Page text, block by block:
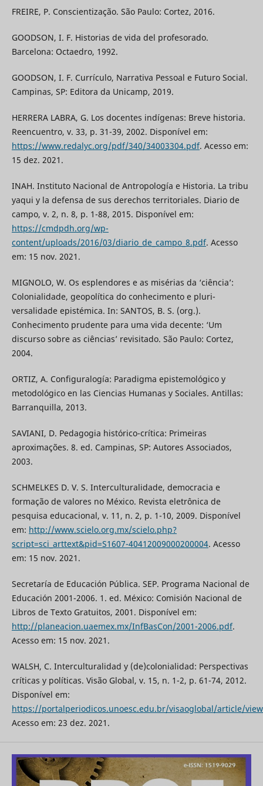
FREIRE, P. Conscientização. São Paulo: Cortez, 2016.
GOODSON, I. F. Historias de vida del profesorado.
Barcelona: Octaedro, 1992.
GOODSON, I. F. Currículo, Narrativa Pessoal e Futuro Social.
Campinas, SP: Editora da Unicamp, 2019.
HERRERA LABRA, G. Los docentes indígenas: Breve historia.
Reencuentro, v. 33, p. 31-39, 2002. Disponível em:
https://www.redalyc.org/pdf/340/34003304.pdf. Acesso em:
15 dez. 2021.
INAH. Instituto Nacional de Antropología e Historia. La tribu
yaqui y la defensa de sus derechos territoriales. Diario de
campo, v. 2, n. 8, p. 1-88, 2015. Disponível em:
https://cmdpdh.org/wp-
content/uploads/2016/03/diario_de_campo_8.pdf. Acesso
em: 15 nov. 2021.
MIGNOLO, W. Os esplendores e as misérias da ‘ciência’:
Colonialidade, geopolítica do conhecimento e pluri-
versalidade epistémica. In: SANTOS, B. S. (org.).
Conhecimento prudente para uma vida decente: ‘Um
discurso sobre as ciências’ revisitado. São Paulo: Cortez,
2004.
ORTIZ, A. Configuralogía: Paradigma epistemológico y
metodológico en las Ciencias Humanas y Sociales. Antillas:
Barranquilla, 2013.
SAVIANI, D. Pedagogia histórico-crítica: Primeiras
aproximações. 8. ed. Campinas, SP: Autores Associados,
2003.
SCHMELKES D. V. S. Interculturalidade, democracia e
formação de valores no México. Revista eletrônica de
pesquisa educacional, v. 11, n. 2, p. 1-10, 2009. Disponível
em: http://www.scielo.org.mx/scielo.php?
script=sci_arttext&pid=S1607-40412009000200004. Acesso
em: 15 nov. 2021.
Secretaría de Educación Pública. SEP. Programa Nacional de
Educación 2001-2006. 1. ed. México: Comisión Nacional de
Libros de Texto Gratuitos, 2001. Disponível em:
http://planeacion.uaemex.mx/InfBasCon/2001-2006.pdf.
Acesso em: 15 nov. 2021.
WALSH, C. Interculturalidad y (de)colonialidad: Perspectivas
críticas y políticas. Visão Global, v. 15, n. 1-2, p. 61-74, 2012.
Disponível em:
https://portalperiodicos.unoesc.edu.br/visaoglobal/article/
Acesso em: 23 dez. 2021.